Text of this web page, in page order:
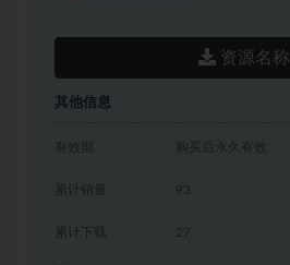
资源名称
其他信息
有效期 购买后永久有效
累计销量 93
累计下载 27